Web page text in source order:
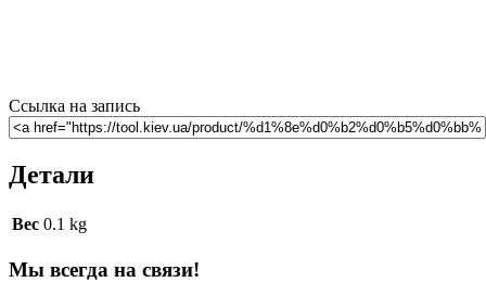
Ссылка на запись
Детали
Вес 0.1 kg
Мы всегда на связи!